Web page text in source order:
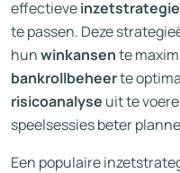
effectieve
te passen. Deze
hunwinkansente
bankrollbeheerte
risicoanalyse uit te
speelsessies beter
Een populaire